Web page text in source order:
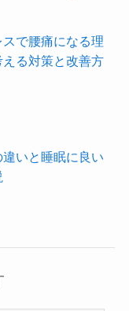
で腰痛になる理
る対策と改善方
いと睡眠に良い